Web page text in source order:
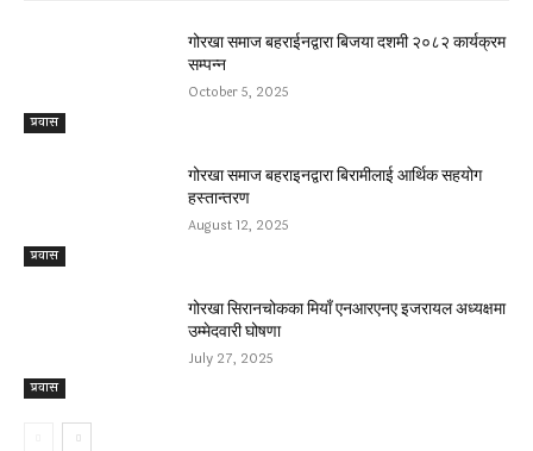
प्रवास
गोरखा समाज बहराईनद्वारा बिजया दशमी २०८२ कार्यक्रम
सम्पन्न
October 5, 2025
प्रवास
गोरखा समाज बहराइनद्वारा बिरामीलाई आर्थिक सहयोग
हस्तान्तरण
August 12, 2025
प्रवास
गोरखा सिरानचोकका मियाँ एनआरएनए इजरायल अध्यक्षमा
उम्मेदवारी घोषणा
July 27, 2025